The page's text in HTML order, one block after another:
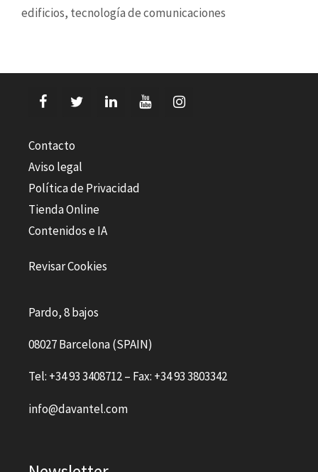
edificios, tecnología de comunicaciones
Contacto
Aviso legal
Política de Privacidad
Tienda Online
Contenidos e IA
Revisar Cookies
Pardo, 8 bajos
08027 Barcelona (SPAIN)
Tel: +34 93 3408712 – Fax: +34 93 3803342
info@davantel.com